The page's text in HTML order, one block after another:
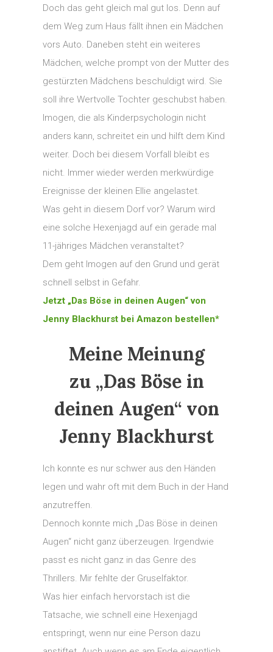
Doch das geht gleich mal gut los. Denn auf
dem Weg zum Haus fällt ihnen ein Mädchen
vors Auto. Daneben steht ein weiteres
Mädchen, welche prompt von der Mutter des
gestürzten Mädchens beschuldigt wird. Sie
soll ihre Wertvolle Tochter geschubst haben.
Imogen, die als Kinderpsychologin nicht
anders kann, schreitet ein und hilft dem Kind
weiter. Doch bei diesem Vorfall bleibt es
nicht. Immer wieder werden merkwürdige
Ereignisse der kleinen Ellie angelastet.
Was geht in diesem Dorf vor? Warum wird
eine solche Hexenjagd auf ein gerade mal
11-jähriges Mädchen veranstaltet?
Dem geht Imogen auf den Grund und gerät
schnell selbst in Gefahr.
Jetzt „Das Böse in deinen Augen“ von
Jenny Blackhurst bei Amazon bestellen*
Meine Meinung
zu „Das Böse in
deinen Augen“ von
Jenny Blackhurst
Ich konnte es nur schwer aus den Händen
legen und wahr oft mit dem Buch in der Hand
anzutreffen.
Dennoch konnte mich „Das Böse in deinen
Augen“ nicht ganz überzeugen. Irgendwie
passt es nicht ganz in das Genre des
Thrillers. Mir fehlte der Gruselfaktor.
Was hier einfach hervorstach ist die
Tatsache, wie schnell eine Hexenjagd
entspringt, wenn nur eine Person dazu